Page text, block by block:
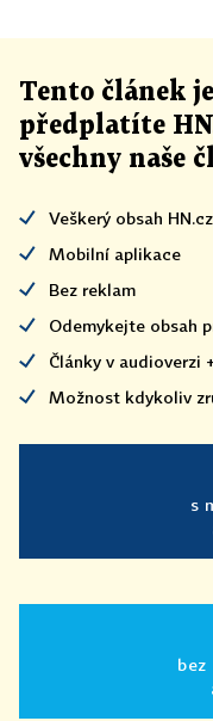
Tento článek je
předplatíte
všechny naše
Veškerý obsah HN.cz
Mobilní aplikace
Bez reklam
Odemykejte obsah
Články v audioverzi
Možnost kdykoliv
s